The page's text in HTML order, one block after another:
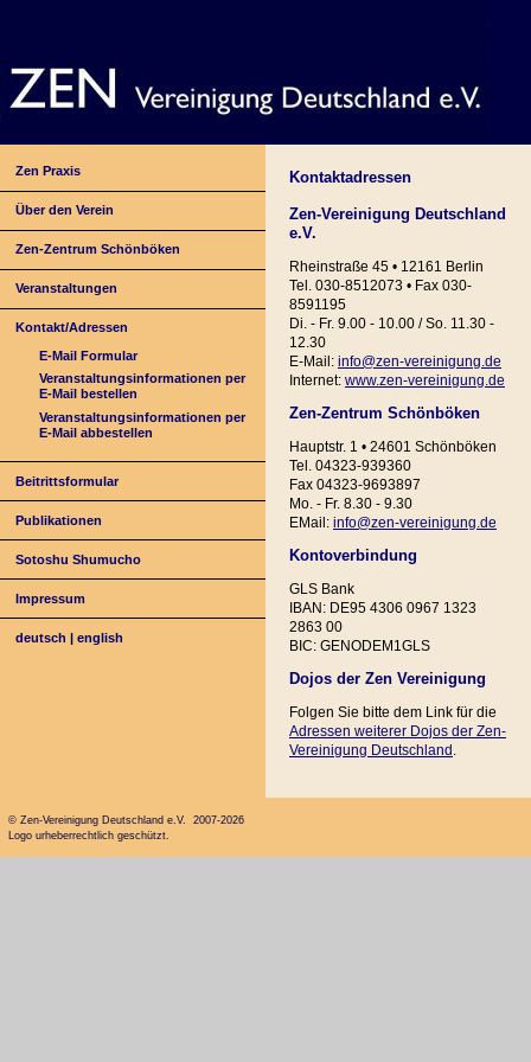
Zen Praxis
Über den Verein
Zen-Zentrum Schönböken
Veranstaltungen
Kontakt/Adressen
E-Mail Formular
Veranstaltungsinformationen per
E-Mail bestellen
Veranstaltungsinformationen per
E-Mail abbestellen
Beitrittsformular
Publikationen
Sotoshu Shumucho
Impressum
deutsch |english
Kontaktadressen
Zen-Vereinigung Deutschland
e.V.
Rheinstraße 45 • 12161 Berlin
Tel. 030-8512073 • Fax 030-
8591195
Di. - Fr. 9.00 - 10.00 / So. 11.30 -
12.30
E-Mail: info@zen-vereinigung.de
Internet: www.zen-vereinigung.de
Zen-Zentrum Schönböken
Hauptstr. 1 • 24601 Schönböken
Tel. 04323-939360
Fax 04323-9693897
Mo. - Fr. 8.30 - 9.30
EMail: info@zen-vereinigung.de
Kontoverbindung
GLS Bank
IBAN: DE95 4306 0967 1323
2863 00
BIC: GENODEM1GLS
Dojos der Zen Vereinigung
Folgen Sie bitte dem Link für die
Adressen weiterer Dojos der Zen-
Vereinigung Deutschland .
© Zen-Vereinigung Deutschland e.V. 2007-2026
Logo urheberrechtlich geschützt.